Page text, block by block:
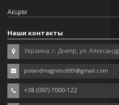
Акции
Наши контакты
Украина, г. Днепр, ул.
polandmagnitos999@gmail.com
+38 (097) 7000-122